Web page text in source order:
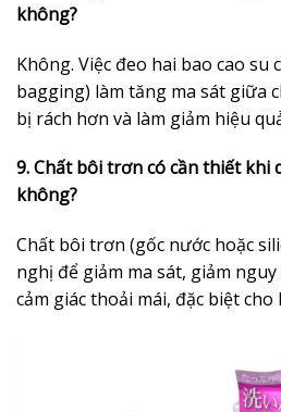
không?
Không. Việc đeo hai bao cao su
bagging) làm tăng ma sát giữa
bị rách hơn và làm giảm hiệu
9. Chất bôi trơn có cần thiết khi
không?
Chất bôi trơn (gốc nước hoặc
nghị để giảm ma sát, giảm
cảm giác thoải mái, đặc biệt cho